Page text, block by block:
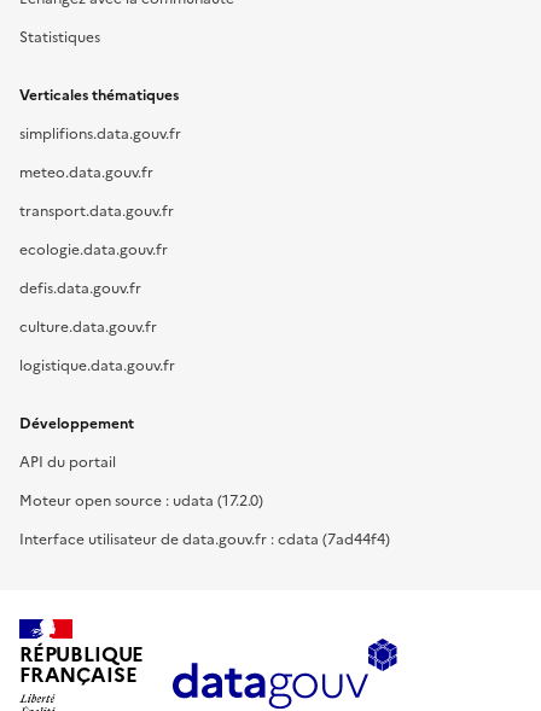
Statistiques
Verticales thématiques
simplifions.data.gouv.fr
meteo.data.gouv.fr
transport.data.gouv.fr
ecologie.data.gouv.fr
defis.data.gouv.fr
culture.data.gouv.fr
logistique.data.gouv.fr
Développement
API du portail
Moteur open source : udata (17.2.0)
Interface utilisateur de data.gouv.fr : cdata (7ad44f4)
RÉPUBLIQUE
FRANÇAISE